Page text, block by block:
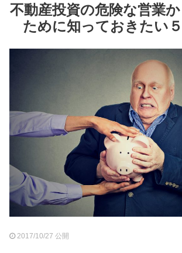
不動産投資の危険な営業
ために知っておきたい
2017/10/27 公開